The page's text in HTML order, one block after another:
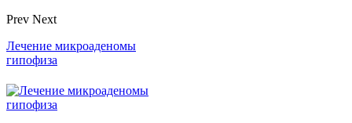
Prev Next
Лечение микроаденомы
гипофиза